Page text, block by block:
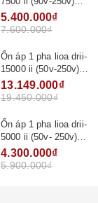
new2020
5.400.000₫
7.600.000₫
Ổn áp 1 pha lioa drii-
15000 ii (50v-250v)
new2020
13.149.000₫
19.450.000₫
Ổn áp 1 pha lioa drii-
5000 ii (50v- 250v)
new2020
4.300.000₫
5.900.000₫